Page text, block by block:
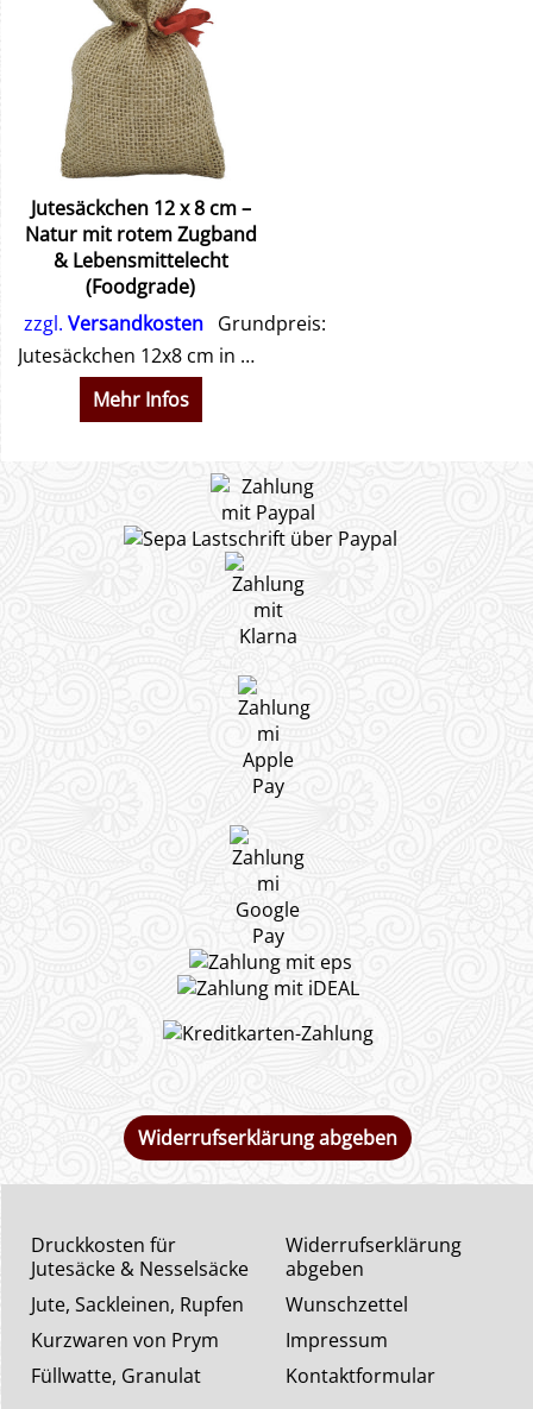
Jutesäckchen 12 x 8 cm –
Natur mit rotem Zugband
& Lebensmittelecht
(Foodgrade)
zzgl.Versandkosten Grundpreis:
Jutesäckchen 12x8 cm in Natur: Lebensmittelecht (Foodgrade), mit Innennaht & rotem Band. Perfekt für Pralinen, Adventskalender & Geschenke. Jetzt nachhaltig verpacken!
Mehr Infos
Widerrufserklärung abgeben
Widerrufserklärung
abgeben
Wunschzettel
Impressum
Kontaktformular
Druckkosten für
Jutesäcke & Nesselsäcke
Jute, Sackleinen, Rupfen
Kurzwaren von Prym
Füllwatte, Granulat